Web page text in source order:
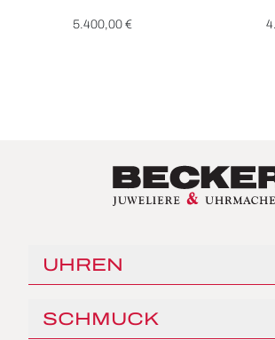
5.400,00 €
UHREN
SCHMUCK